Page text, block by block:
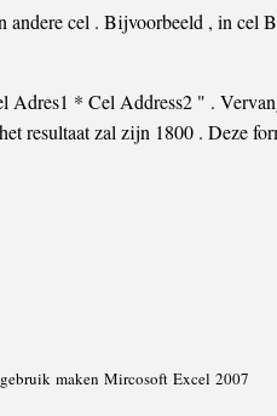
andere cel . Bijvoorbeeld , in cel
Adres1 * Cel Address2 " .
resultaat zal zijn 1800 . Deze
maken Mircosoft Excel 2007